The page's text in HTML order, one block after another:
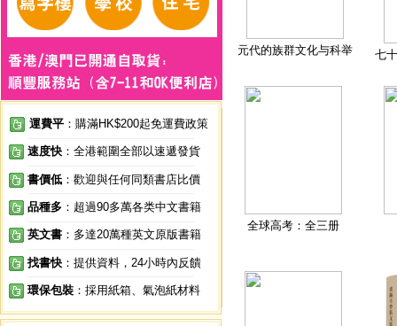
運費平 ：購滿HK$200起免運費政策
速度快 ：全港範圍全部以速遞發貨
書價低 ：歡迎與任何同類書店比價
品種多 ：超過90多萬各类中文書籍
英文書 ：多達20萬種英文原版書籍
找書快 ：提供資料，24小時內反饋
環保包裝 ：採用紙箱、氣泡紙材料
元代的族群文化与科举 七
全球高考：全三册